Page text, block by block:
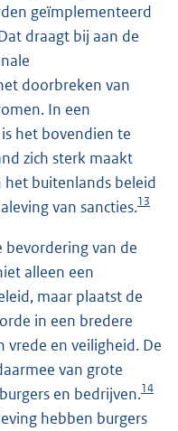
geïmplementeerd
draagt bij aan de
doorbreken van
In een
het bovendien te
zich sterk maakt
het buitenlands beleid
van sancties.13
van de
alleen een
maar plaatst de
in een bredere
en veiligheid. De
van grote
en bedrijven.14
hebben burgers